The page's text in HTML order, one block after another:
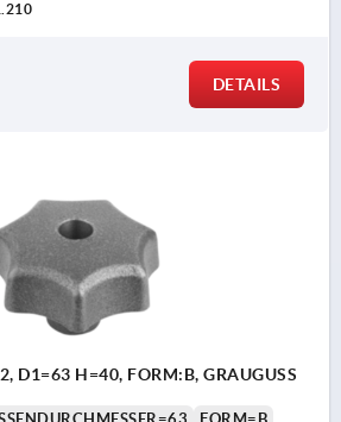
DETAILS
D1=63 H=40, FORM:B, GRAUGUSS